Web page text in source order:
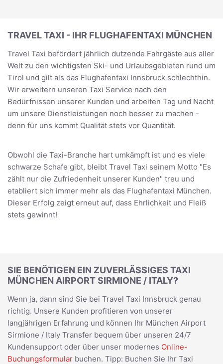
TRAVEL TAXI - IHR FLUGHAFENTAXI MÜNCHEN
Travel Taxi befördert jährlich dutzende Fahrgäste aus aller
Welt zu den wichtigsten Ski- und Urlaubsgebieten rund um
Tirol und gilt als das Flughafentaxi Innsbruck schlechthin.
Wir erweitern unseren Taxi Service nach den
Bedürfnissen unserer Kunden und arbeiten Tag und Nacht
um unsere Dienstleistungen noch besser zu machen -
denn für uns kommt Qualität stets vor Quantität.
Obwohl die Taxi-Branche hart umkämpft ist und es viele
schwarze Schafe gibt, bleibt Travel Taxi seinem Motto "Es
zählt nur die Zufriedenheit unserer Kunden" treu und
etabliert sich immer mehr als das Flughafentaxi München.
Dieser Erfolg zeigt erneut auf, dass Ehrlichkeit und Fleiß
stets gewinnt!
SIE BENÖTIGEN EIN ZUVERLÄSSIGES TAXI
MÜNCHEN AIRPORT SIRMIONE / ITALY?
Wenn ja, dann sind Sie bei Travel Taxi Innsbruck genau
richtig. Unsere Kunden profitieren von unserer
langjährigen Erfahrung und können Ihr München Airport
Sirmione / Italy Transfer bequem über unseren 24/7
Kundensupport oder über unser modernes Online-
Buchungsformular buchen. Tipp: Buchen Sie Ihr Taxi